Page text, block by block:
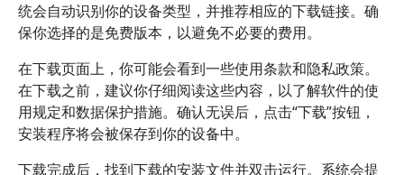
统会自动识别你的设备类型，并推荐相应的下载链接。确
保你选择的是免费版本，以避免不必要的费用。
在下载页面上，你可能会看到一些使用条款和隐私政策。
在下载之前，建议你仔细阅读这些内容，以了解软件的使
用规定和数据保护措施。确认无误后，点击“下载”按钮，
安装程序将会被保存到你的设备中。
下载完成后，找到下载的安装文件并双击运行。系统会提